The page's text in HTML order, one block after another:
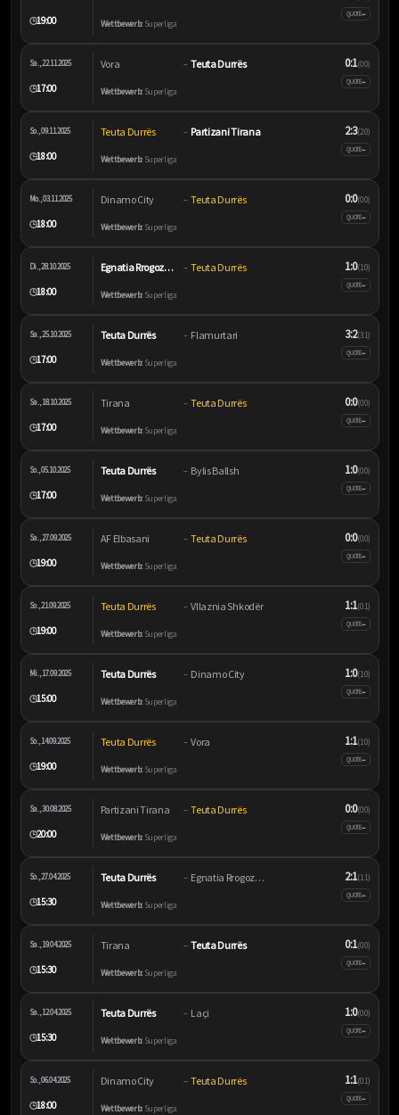
🕒19:00 Wettbewerb:Superliga
QUOTE–
Sa., 22.11.2025
🕒17:00
Vora – Teuta Durrës
Wettbewerb:Superliga
0:1(0:0)
QUOTE–
So., 09.11.2025
🕒18:00
Teuta Durrës – Partizani Tirana
Wettbewerb:Superliga
2:3(2:0)
QUOTE–
Mo., 03.11.2025
🕒18:00
Dinamo City – Teuta Durrës
Wettbewerb:Superliga
0:0(0:0)
QUOTE–
Di., 28.10.2025
🕒18:00
Egnatia Rrogozhinë – Teuta Durrës
Wettbewerb:Superliga
1:0(1:0)
QUOTE–
Sa., 25.10.2025
🕒17:00
Teuta Durrës – Flamurtari
Wettbewerb:Superliga
3:2(3:1)
QUOTE–
Sa., 18.10.2025
🕒17:00
Tirana – Teuta Durrës
Wettbewerb:Superliga
0:0(0:0)
QUOTE–
So., 05.10.2025
🕒17:00
Teuta Durrës – Bylis Ballsh
Wettbewerb:Superliga
1:0(0:0)
QUOTE–
Sa., 27.09.2025
🕒19:00
AF Elbasani – Teuta Durrës
Wettbewerb:Superliga
0:0(0:0)
QUOTE–
So., 21.09.2025
🕒19:00
Teuta Durrës – Vllaznia Shkodër
Wettbewerb:Superliga
1:1(0:1)
QUOTE–
Mi., 17.09.2025
🕒15:00
Teuta Durrës – Dinamo City
Wettbewerb:Superliga
1:0(1:0)
QUOTE–
So., 14.09.2025
🕒19:00
Teuta Durrës – Vora
Wettbewerb:Superliga
1:1(1:0)
QUOTE–
Sa., 30.08.2025
🕒20:00
Partizani Tirana – Teuta Durrës
Wettbewerb:Superliga
0:0(0:0)
QUOTE–
So., 27.04.2025
🕒15:30
Teuta Durrës – Egnatia Rrogozhinë
Wettbewerb:Superliga
2:1(1:1)
QUOTE–
Sa., 19.04.2025
🕒15:30
Tirana – Teuta Durrës
Wettbewerb:Superliga
0:1(0:0)
QUOTE–
Sa., 12.04.2025
🕒15:30
Teuta Durrës – Laçi
Wettbewerb:Superliga
1:0(0:0)
QUOTE–
So., 06.04.2025
🕒18:00
Dinamo City – Teuta Durrës
Wettbewerb:Superliga
1:1(0:1)
QUOTE–